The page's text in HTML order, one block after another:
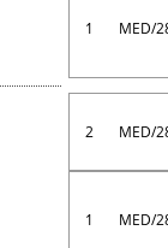
1 MED/
2 MED/
1 MED/